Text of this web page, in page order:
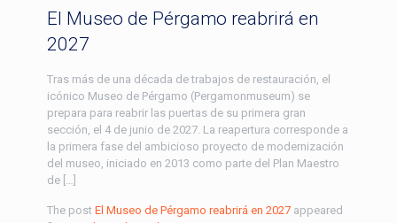
El Museo de Pérgamo reabrirá en
2027
Tras más de una década de trabajos de restauración, el
icónico Museo de Pérgamo (Pergamonmuseum) se
prepara para reabrir las puertas de su primera gran
sección, el 4 de junio de 2027. La reapertura corresponde a
la primera fase del ambicioso proyecto de modernización
del museo, iniciado en 2013 como parte del Plan Maestro
de […]
The post El Museo de Pérgamo reabrirá en 2027 appeared